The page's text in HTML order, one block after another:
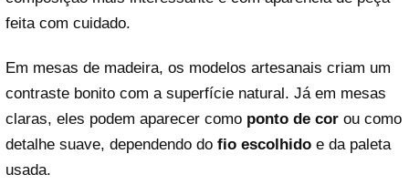
feita com cuidado.
Em mesas de madeira, os modelos artesanais criam um
contraste bonito com a superfície natural. Já em mesas
claras, eles podem aparecer como ponto de cor ou como
detalhe suave, dependendo do fio escolhido e da paleta
usada.